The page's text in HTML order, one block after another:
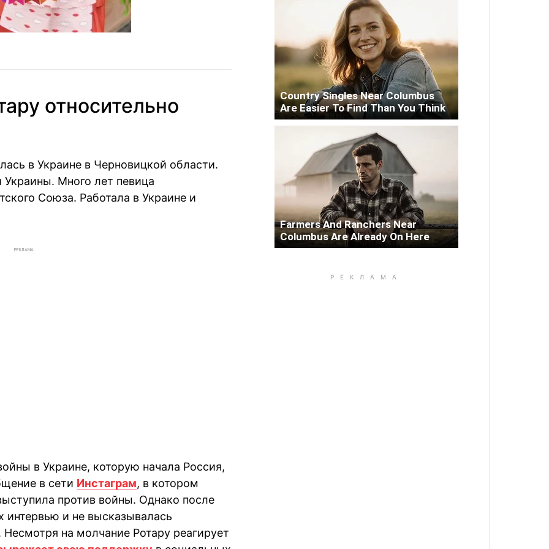
относительно
в Украине в Черновицкой области.
Много лет певица
Союза. Работала в Украине и
РЕКЛАМА
в Украине, которую начала Россия,
в сети Инстаграм, в котором
против войны. Однако после
интервью и не высказывалась
на молчание Ротару реагирует